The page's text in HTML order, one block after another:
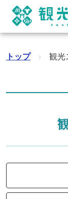
トップ › 観光